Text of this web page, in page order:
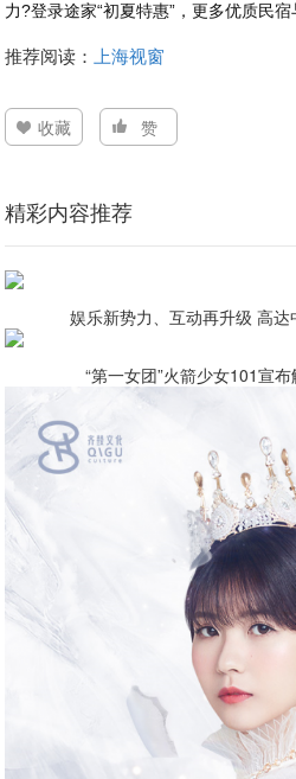
力?登录途家“初夏特惠”，更多优质民
推荐阅读： 上海视窗
收藏 赞
精彩内容推荐
娱乐新势力、互动再升级 高
“第一女团”火箭少女101宣